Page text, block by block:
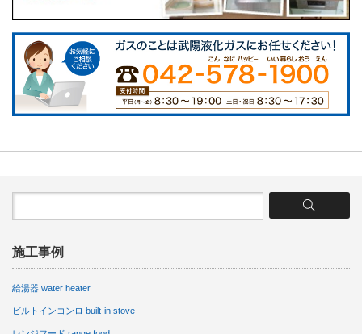
施工事例
給湯器 water heater
ビルトインコンロ built-in stove